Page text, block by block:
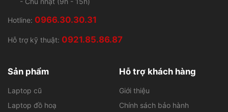
theo thiết bị của mình đi mọi nơi, hỗ trợ xử lý công việc
nhanh chóng.
HP lựa chọn màu bạc cho dòng máy ProBook để gia
nhựa, không chỉ đảm bảo tính thẩm mỹ mà còn tăng độ
laptop HP ProBook giá rẻ đều được chứng nhận về độ
bền chuẩn quân đội Mỹ MIL-STD 810.
Hotline: 0966.30.30.31
Hỗ trợ kỹ thuật: 0921.85.86.87
Sản phẩm
Laptop cũ
Laptop đồ hoạ
Hỗ trợ khách hàng
Giới thiệu
Chính sách bảo hành